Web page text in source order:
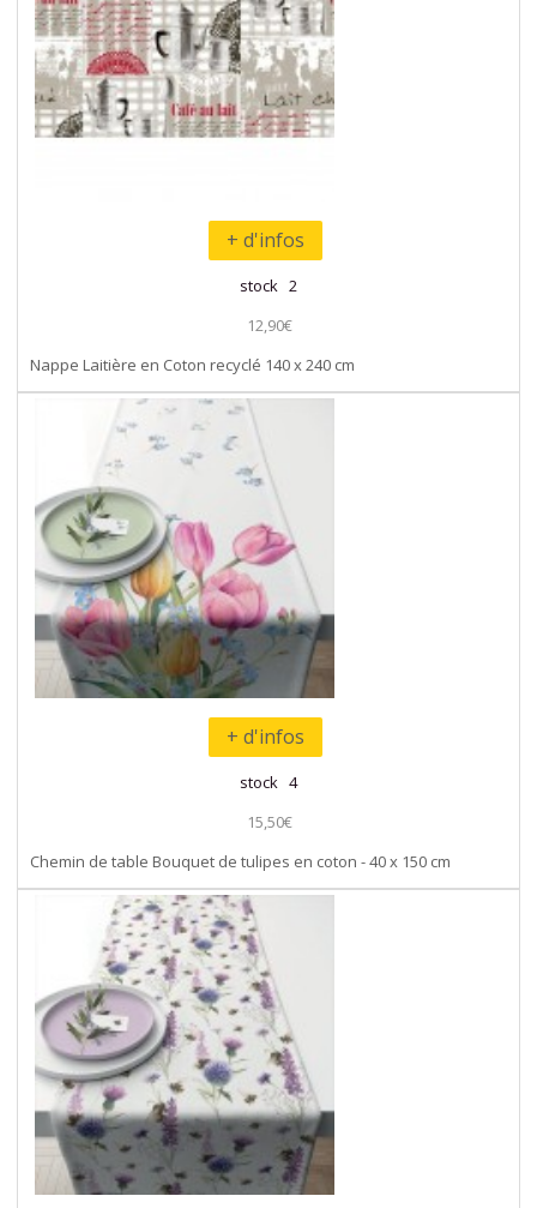
+ d'infos
stock 2
12,90€
Nappe Laitière en Coton recyclé 140 x 240 cm
+ d'infos
stock 4
15,50€
Chemin de table Bouquet de tulipes en coton - 40 x 150 cm